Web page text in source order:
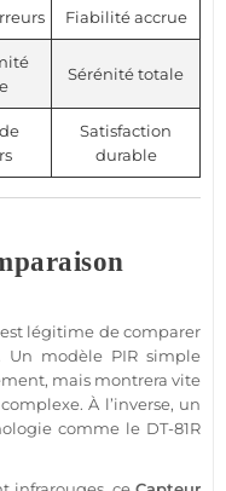
Fiabilité accrue
Sérénité totale
Satisfaction
durable
légitime de comparer
Un modèle PIR simple
, mais montrera vite
À l’inverse, un
comme le DT-81R